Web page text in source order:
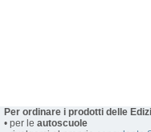
Per ordinare i prodotti delle
• per le autoscuole